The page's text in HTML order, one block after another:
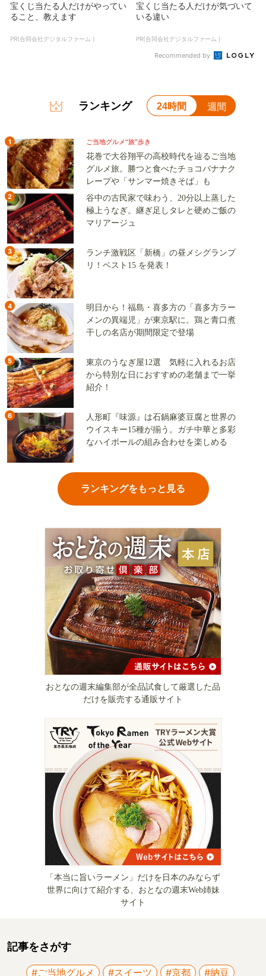
宝くじ当たる人だけがやってい
ること、教えます
PR(合同会社デジタルファーム )
宝くじ当たる人だけが気づいて
いる違い
PR(合同会社デジタルファーム )
Recommended by
ランキング 24時間 週間
1 ご当地グルメ“旅”歩き
花巻で大谷翔平の高校時代を辿るご当地
グルメ旅。勝つと食べたチョコバナナク
レープや「サンマー焼きそば」も
2
谷中の古民家で味わう、20分以上蒸した
極上うなぎ。継ぎ足しタレと硬めご飯の
マリアージュ
3
ランチ激戦区「新橋」の昼メシグランプ
リ！ベスト15 を発表！
4
明日から！福島・喜多方の「喜多方ラー
メンの異端児」が東京駅に。鶏と青口煮
干しの名店が期間限定で登場
5
東京のうなぎ屋12選 気軽に入れるお店
から特別な日におすすめの老舗まで一挙
紹介！
6
人形町『味源』は石鍋麻婆豆腐と世界の
ウイスキー15種が揃う。ガチ中華と多彩
なハイボールの組み合わせを楽しめる
ランキングをもっと見る
おとなの週末編集部が全品試食して厳選した品
だけを販売する通販サイト
「本当に旨いラーメン」だけを日本のみならず
世界に向けて紹介する、おとなの週末Web姉妹
サイト
記事をさがす
#ご当地グルメ #スイーツ #京都 #納豆